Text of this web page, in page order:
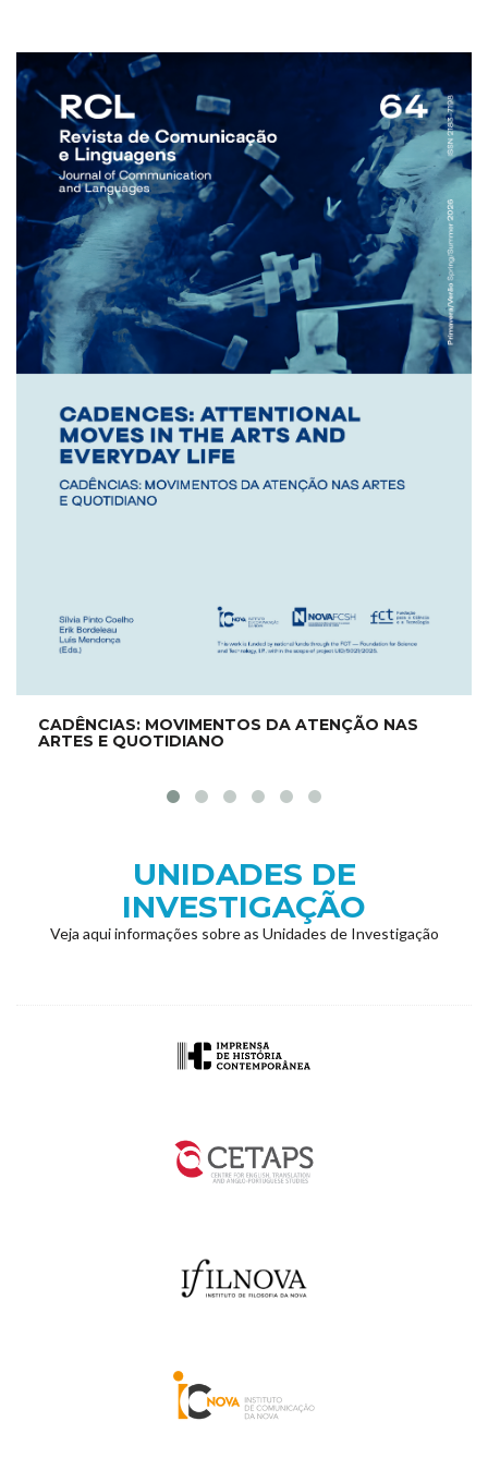
CADÊNCIAS: MOVIMENTOS DA ATENÇÃO NAS
ARTES E QUOTIDIANO
UNIDADES DE
INVESTIGAÇÃO
Veja aqui informações sobre as Unidades de Investigação